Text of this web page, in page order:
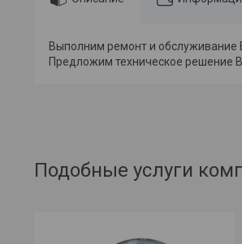
Выполним ремонт и обслуживание
Предложим техническое решение
Подобные услуги